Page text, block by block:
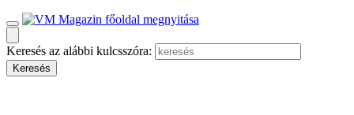
Keresés az alábbi kulcsszóra: